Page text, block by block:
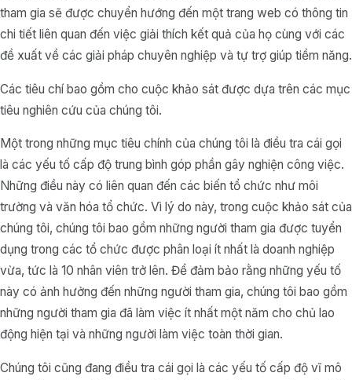
tham gia sẽ được chuyển hướng đến một trang web có thông tin
chi tiết liên quan đến việc giải thích kết quả của họ cùng với các
đề xuất về các giải pháp chuyên nghiệp và tự trợ giúp tiềm năng.
Các tiêu chí bao gồm cho cuộc khảo sát được dựa trên các mục
tiêu nghiên cứu của chúng tôi.
Một trong những mục tiêu chính của chúng tôi là điều tra cái gọi
là các yếu tố cấp độ trung bình góp phần gây nghiện công việc.
Những điều này có liên quan đến các biến tổ chức như môi
trường và văn hóa tổ chức. Vì lý do này, trong cuộc khảo sát của
chúng tôi, chúng tôi bao gồm những người tham gia được tuyển
dụng trong các tổ chức được phân loại ít nhất là doanh nghiệp
vừa, tức là 10 nhân viên trở lên. Để đảm bảo rằng những yếu tố
này có ảnh hưởng đến những người tham gia, chúng tôi bao gồm
những người tham gia đã làm việc ít nhất một năm cho chủ lao
động hiện tại và những người làm việc toàn thời gian.
Chúng tôi cũng đang điều tra cái gọi là các yếu tố cấp độ vĩ mô